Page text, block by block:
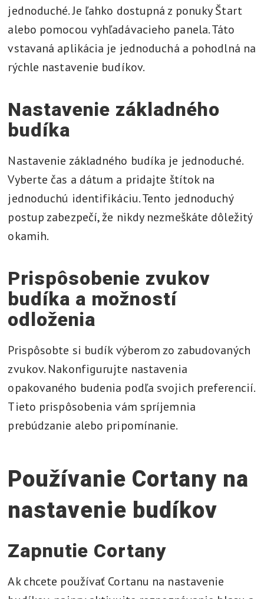
jednoduché. Je ľahko dostupná z ponuky Štart
alebo pomocou vyhľadávacieho panela. Táto
vstavaná aplikácia je jednoduchá a pohodlná na
rýchle nastavenie budíkov.
Nastavenie základného
budíka
Nastavenie základného budíka je jednoduché.
Vyberte čas a dátum a pridajte štítok na
jednoduchú identifikáciu. Tento jednoduchý
postup zabezpečí, že nikdy nezmeškáte dôležitý
okamih.
Prispôsobenie zvukov
budíka a možností
odloženia
Prispôsobte si budík výberom zo zabudovaných
zvukov. Nakonfigurujte nastavenia
opakovaného budenia podľa svojich preferencií.
Tieto prispôsobenia vám spríjemnia
prebúdzanie alebo pripomínanie.
Používanie Cortany na
nastavenie budíkov
Zapnutie Cortany
Ak chcete používať Cortanu na nastavenie